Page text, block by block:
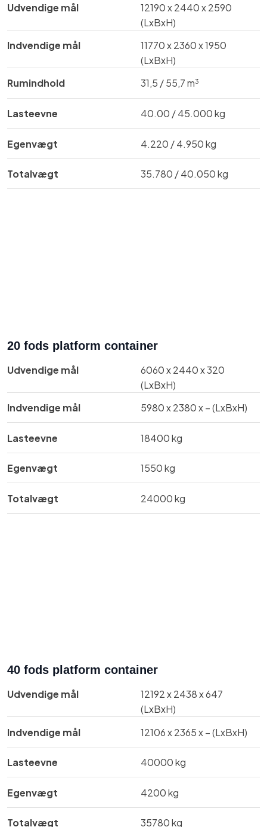
Udvendige mål​
12190 x 2440 x 2590
(LxBxH)
Indvendige mål​
​​​11770 x 2360 x 1950
(LxBxH)
Rumindhold
​31,5 / 55,7 m3
Lasteevne ​40.00 / 45.000 kg
Egenvægt 4.220 / 4.950 kg
Totalvægt​ 35.780 / 40.050 kg
20 fods platform container
Udvendige mål​
6060 x 2440 x 320
(LxBxH)
Indvendige mål​
​​​5980 x 2380 x – (LxBxH)
Lasteevne 18400 kg
Egenvægt 1550 kg
Totalvægt​ ​24000 kg
40 fods platform container
Udvendige mål​
​12192 x 2438 x 647
(LxBxH)
Indvendige mål​
​​​12106 x 2365 x – (LxBxH)
Lasteevne 40000 kg
Egenvægt ​4200 kg
Totalvægt​ 35780 kg